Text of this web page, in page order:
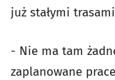
już stałymi
- Nie ma tam
zaplanowane